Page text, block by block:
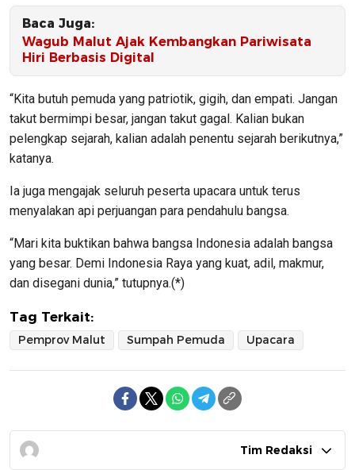
Baca Juga:
Wagub Malut Ajak Kembangkan Pariwisata
Hiri Berbasis Digital
“Kita butuh pemuda yang patriotik, gigih, dan empati. Jangan
takut bermimpi besar, jangan takut gagal. Kalian bukan
pelengkap sejarah, kalian adalah penentu sejarah berikutnya,”
katanya.
Ia juga mengajak seluruh peserta upacara untuk terus
menyalakan api perjuangan para pendahulu bangsa.
“Mari kita buktikan bahwa bangsa Indonesia adalah bangsa
yang besar. Demi Indonesia Raya yang kuat, adil, makmur,
dan disegani dunia,” tutupnya.(*)
Tag Terkait:
Pemprov Malut Sumpah Pemuda Upacara
Tim Redaksi